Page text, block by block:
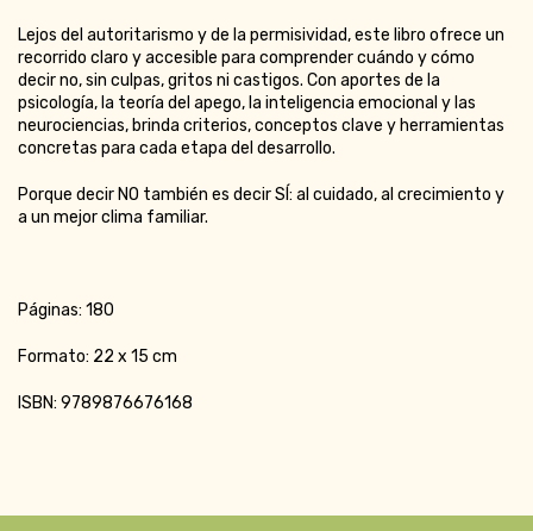
Lejos del autoritarismo y de la permisividad, este libro ofrece un
recorrido claro y accesible para comprender cuándo y cómo
decir no, sin culpas, gritos ni castigos. Con aportes de la
psicología, la teoría del apego, la inteligencia emocional y las
neurociencias, brinda criterios, conceptos clave y herramientas
concretas para cada etapa del desarrollo.
Porque decir NO también es decir SÍ: al cuidado, al crecimiento y
a un mejor clima familiar.
Páginas: 180
Formato: 22 x 15 cm
ISBN: 9789876676168